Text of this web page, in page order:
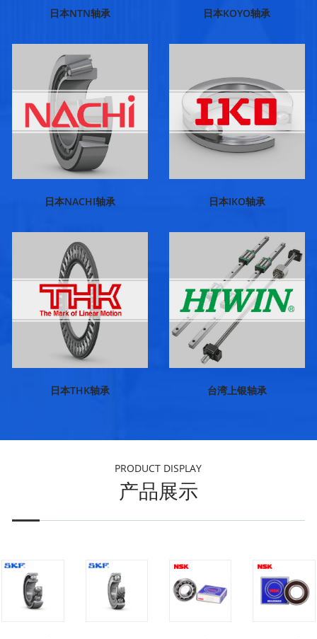
日本NTN轴承 日本KOYO轴承
日本NACHI轴承 日本IKO轴承
日本THK轴承 台湾上银轴承
PRODUCT DISPLAY
产品展示